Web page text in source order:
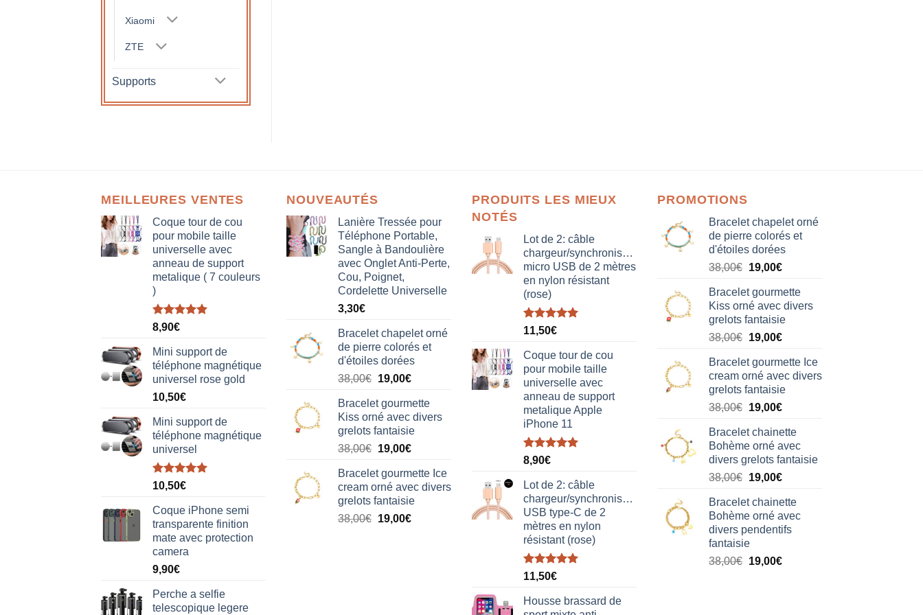
Xiaomi
ZTE
Supports
MEILLEURES VENTES
Coque tour de cou
pour mobile taille
universelle avec
anneau de support
metalique ( 7 couleurs
)
Note5.00
8,90€
Mini support de
téléphone magnétique
universel rose gold
10,50€
Mini support de
téléphone magnétique
universel
Note5.00
10,50€
Coque iPhone semi
transparente finition
mate avec protection
camera
9,90€
Perche a selfie
telescopique legere
NOUVEAUTÉS
Lanière Tressée pour
Téléphone Portable,
Sangle à Bandoulière
avec Onglet Anti-Perte,
Cou, Poignet,
Cordelette Universelle
3,30€
Bracelet chapelet orné
de pierre colorés et
d'étoiles dorées
38,00€ Le
initial
était :
38,00€.
19,00€Le
actuel
est :
19,00€.
Bracelet gourmette
Kiss orné avec divers
grelots fantaisie
38,00€ Le
initial
était :
38,00€.
19,00€Le
actuel
est :
19,00€.
Bracelet gourmette Ice
cream orné avec divers
grelots fantaisie
38,00€ Le
19,00€Le
PRODUITS LES MIEUX
NOTÉS
Lot de 2: câble
chargeur/synchronisation
micro USB de 2 mètres
en nylon résistant
(rose)
Note5.00
11,50€
Coque tour de cou
pour mobile taille
universelle avec
anneau de support
metalique Apple
iPhone 11
Note5.00
8,90€
Lot de 2: câble
chargeur/synchronisation
USB type-C de 2
mètres en nylon
résistant (rose)
Note5.00
11,50€
Housse brassard de
PROMOTIONS
Bracelet chapelet orné
de pierre colorés et
d'étoiles dorées
38,00€ Le
initial
était :
38,00€.
19,00€Le
actuel
est :
19,00€.
Bracelet gourmette
Kiss orné avec divers
grelots fantaisie
38,00€ Le
initial
était :
38,00€.
19,00€Le
actuel
est :
19,00€.
Bracelet gourmette Ice
cream orné avec divers
grelots fantaisie
38,00€ Le
initial
était :
38,00€.
19,00€Le
actuel
est :
19,00€.
Bracelet chainette
Bohème orné avec
divers grelots fantaisie
38,00€ Le
initial
était :
38,00€.
19,00€Le
actuel
est :
19,00€.
Bracelet chainette
Bohème orné avec
divers pendentifs
fantaisie
38,00€ Le
19,00€Le